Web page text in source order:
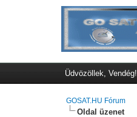
Üdvözöllek, Vendég!
GOSAT.HU Fórum
Oldal üzenet